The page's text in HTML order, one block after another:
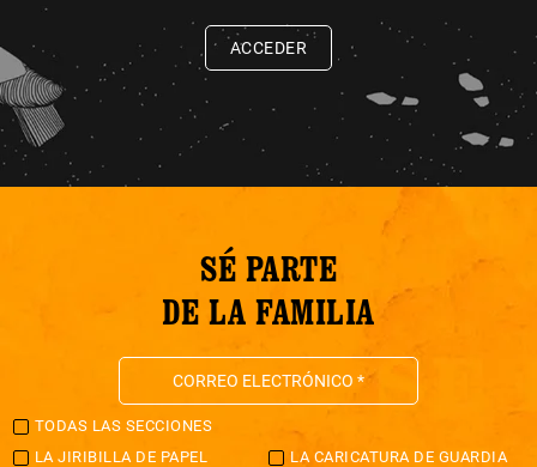
ACCEDER
SÉ PARTE
DE LA FAMILIA
TODAS LAS SECCIONES
LA JIRIBILLA DE PAPEL
LA CARICATURA DE GUARDIA